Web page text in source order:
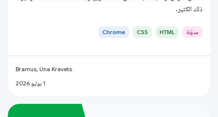
ذلك الكثير.
مدوّنة HTML
CSS
Chrome
Bramus, Una Kravets
1 يوليو 2026